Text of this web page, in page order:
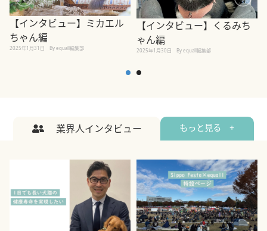
【インタビュー】ミカエル
ちゃん編
2025年1月31日 By equall編集部
【インタビュー】くるみち
ゃん編
2025年1月30日 By equall編集部
業界人インタビュー もっと見る +